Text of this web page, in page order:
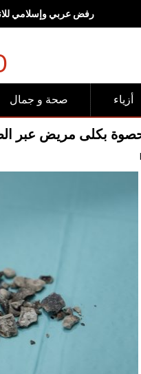
رفض عربي وإسلامي
صحة و جمال أزياء